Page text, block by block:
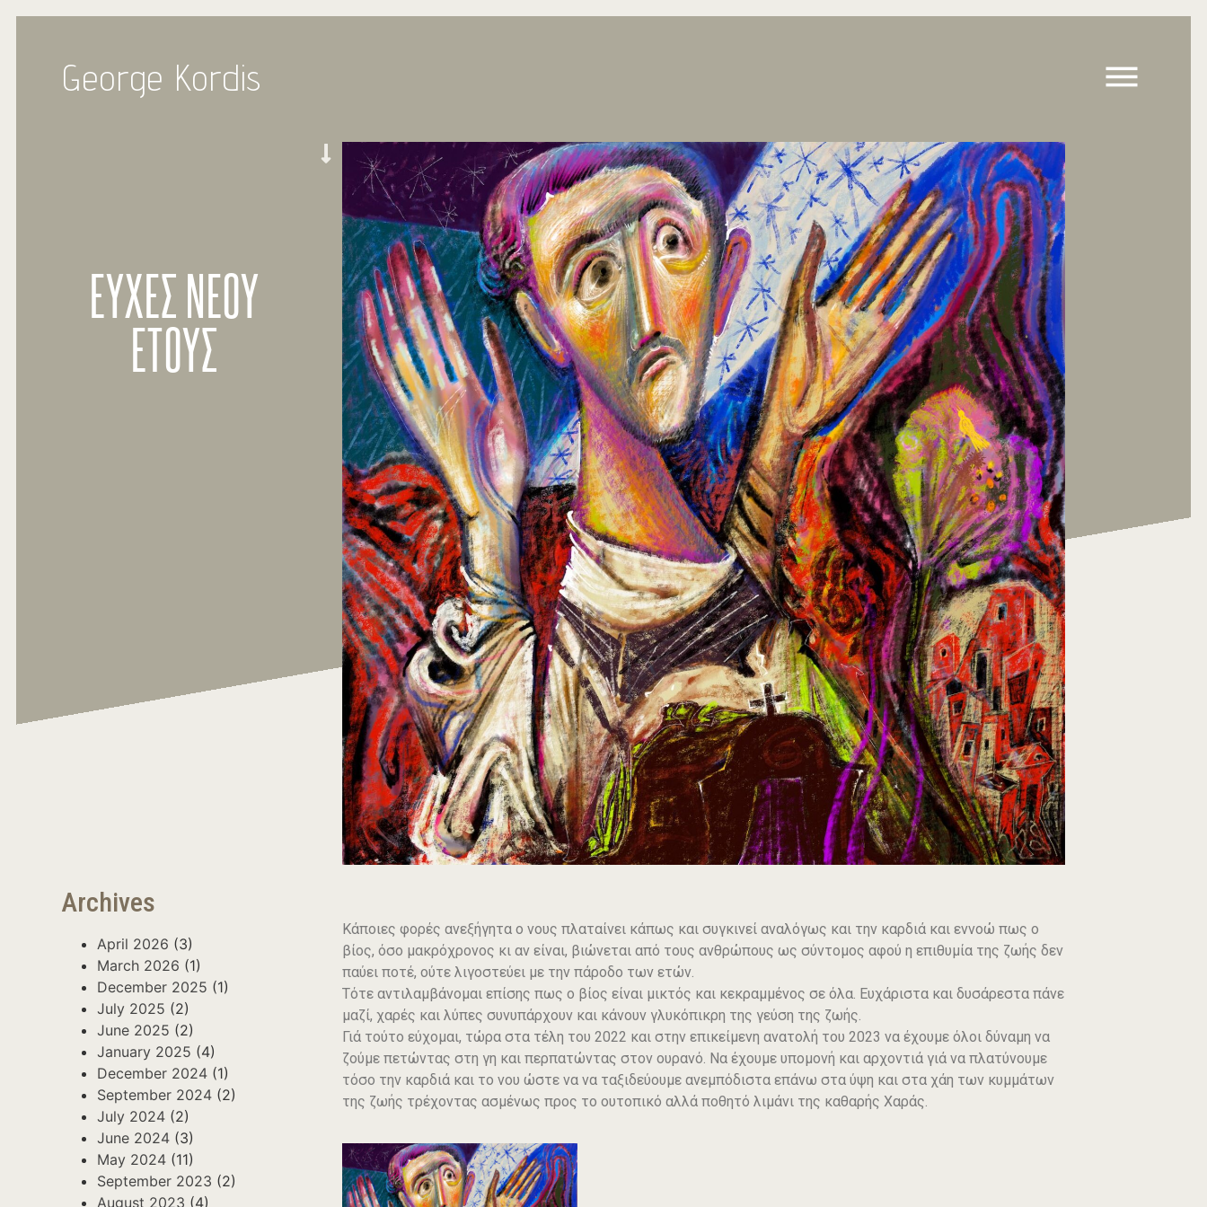
George Kordis
ΕΥΧΕΣ ΝΕΟΥ
ΕΤΟΥΣ
Archives
April 2026 (3)
March 2026 (1)
December 2025 (1)
July 2025 (2)
June 2025 (2)
January 2025 (4)
December 2024 (1)
September 2024 (2)
July 2024 (2)
June 2024 (3)
May 2024 (11)
September 2023 (2)
August 2023 (4)
Κάποιες φορές ανεξήγητα ο νους πλαταίνει κάπως και συγκινεί αναλόγως και την καρδιά και εννοώ πως ο
βίος, όσο μακρόχρονος κι αν είναι, βιώνεται από τους ανθρώπους ως σύντομος αφού η επιθυμία της ζωής δεν
παύει ποτέ, ούτε λιγοστεύει με την πάροδο των ετών.
Τότε αντιλαμβάνομαι επίσης πως ο βίος είναι μικτός και κεκραμμένος σε όλα. Ευχάριστα και δυσάρεστα πάνε
μαζί, χαρές και λύπες συνυπάρχουν και κάνουν γλυκόπικρη της γεύση της ζωής.
Γιά τούτο εύχομαι, τώρα στα τέλη του 2022 και στην επικείμενη ανατολή του 2023 να έχουμε όλοι δύναμη να
ζούμε πετώντας στη γη και περπατώντας στον ουρανό. Να έχουμε υπομονή και αρχοντιά γιά να πλατύνουμε
τόσο την καρδιά και το νου ώστε να να ταξιδεύουμε ανεμπόδιστα επάνω στα ύψη και στα χάη των κυμμάτων
της ζωής τρέχοντας ασμένως προς το ουτοπικό αλλά ποθητό λιμάνι της καθαρής Χαράς.